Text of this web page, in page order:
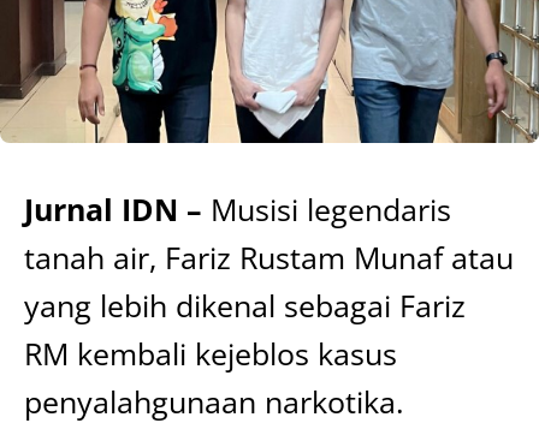
Jurnal IDN – Musisi legendaris
tanah air, Fariz Rustam Munaf atau
yang lebih dikenal sebagai Fariz
RM kembali kejeblos kasus
penyalahgunaan narkotika.